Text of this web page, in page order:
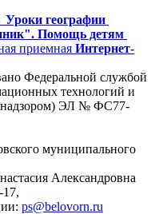
Уроки географии
Помощь детям
Интернет-
Федеральной службой
технологий и
ЭЛ № ФС77-
муниципального
Александровна
ps@belovorn.ru